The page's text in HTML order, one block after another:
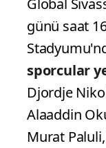
Global
günü saat
sporcular
Djordje
Alaaddin
Murat